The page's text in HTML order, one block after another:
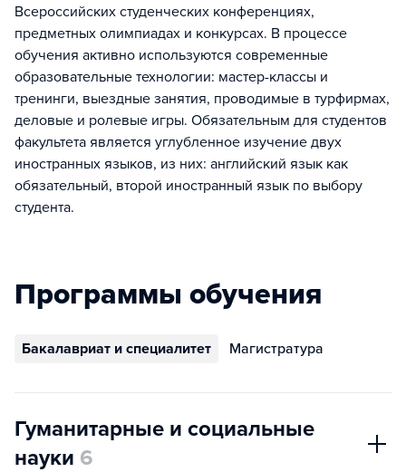
Всероссийских студенческих конференциях,
предметных олимпиадах и конкурсах. В процессе
обучения активно используются современные
образовательные технологии: мастер-классы и
тренинги, выездные занятия, проводимые в турфирмах,
деловые и ролевые игры. Обязательным для студентов
факультета является углубленное изучение двух
иностранных языков, из них: английский язык как
обязательный, второй иностранный язык по выбору
студента.
Программы обучения
Бакалавриат и специалитет Магистратура
Гуманитарные и социальные
науки 6